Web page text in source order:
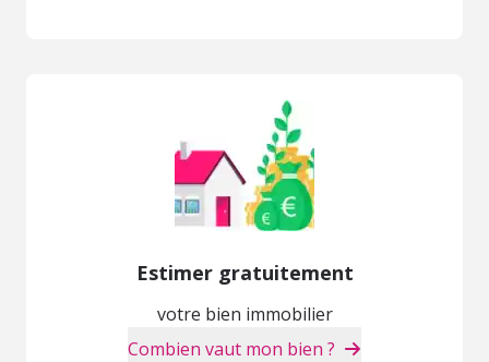
Estimer gratuitement
votre bien immobilier
Combien vaut mon bien ?